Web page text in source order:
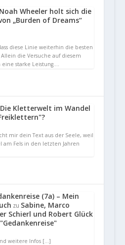
Noah Wheeler holt sich die
„Burden of Dreams“
diese Linie weiterhin die besten
die Versuche auf diesem
eine starke Leistung.…
Die Kletterwelt im Wandel
mir dein Text aus der Seele, weil
am Fels in den letzten Jahren
(7a) – Mein
zu Sabine, Marco
Schierl und Robert Glück
weitere Infos […]